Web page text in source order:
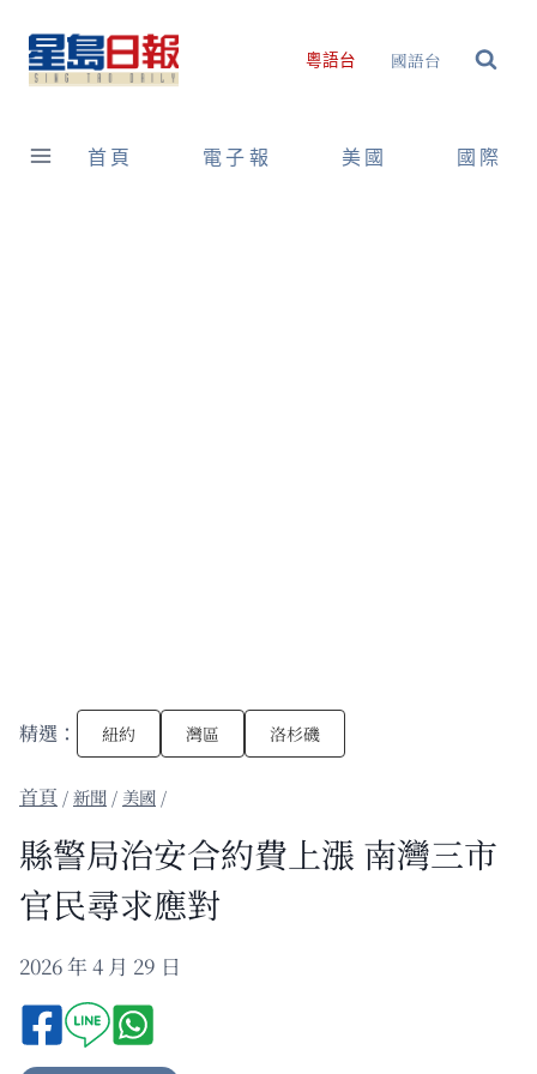
content
粵語台 國語台
首頁 電子報 美國 國際
精選： 紐約 灣區 洛杉磯
/新聞 / 美國 /
縣警局治安合約費上漲 南灣三市
官民尋求應對
2026 年 4 月 29 日